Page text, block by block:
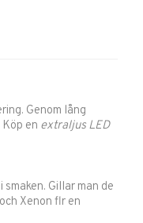
Genom lång
en extraljus LED
Gillar man de
Xenon flr en